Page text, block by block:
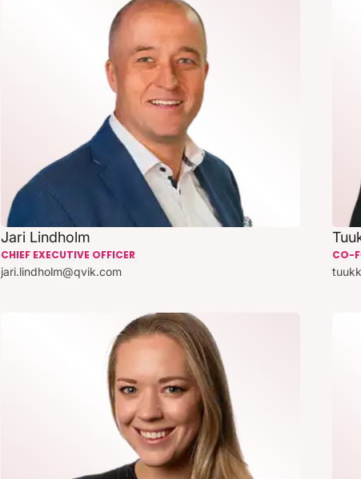
Jari Lindholm
CHIEF EXECUTIVE OFFICER
jari.lindholm@qvik.com
CO-